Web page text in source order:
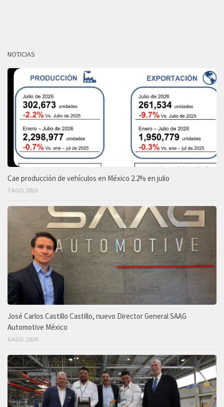
NOTICIAS
Cae producción de vehículos en México 2.2% en julio
7 AGO, 2026
José Carlos Castillo Castillo, nuevo Director General SAAG
Automotive México
6 AGO, 2026